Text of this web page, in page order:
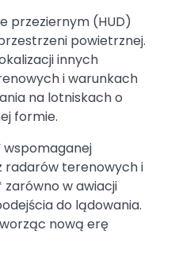
przeziernym (HUD)
powietrznej.
innych
i warunkach
na lotniskach o
formie.
wspomaganej
radarów terenowych i
w awiacji
do lądowania.
nową erę